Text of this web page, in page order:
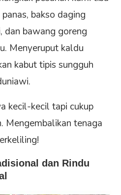
bakso daging
dan bawang goreng
Menyeruput kaldu
kabut tipis sungguh
kecil-kecil tapi cukup
Mengembalikan tenaga
dan Rindu